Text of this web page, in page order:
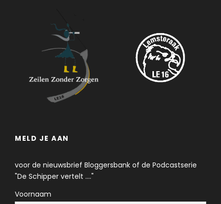
MELD JE AAN
voor de nieuwsbrief Bloggersbank of de Podcastserie
"De Schipper vertelt ...."
Voornaam